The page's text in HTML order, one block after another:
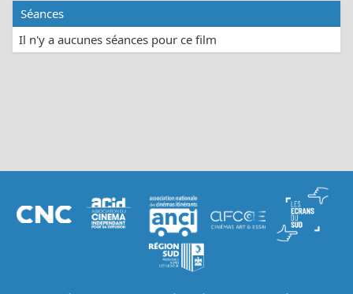
Séances
Il n'y a aucunes séances pour ce film